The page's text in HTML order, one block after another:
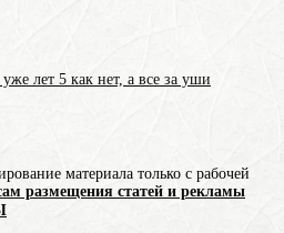
лет 5 как нет, а все за уши
материала только с рабочей
размещения статей и рекламы